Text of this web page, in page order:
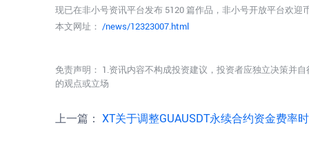
现已在非小号资讯平台发布 5120 篇作品，非小号开放平台欢迎
本文网址： /news/12323007.html
免责声明： 1.资讯内容不构成投资建议，投资者应独立决策并
的观点或立场
上一篇： XT关于调整GUAUSDT永续合约资金费率时间周期的公告